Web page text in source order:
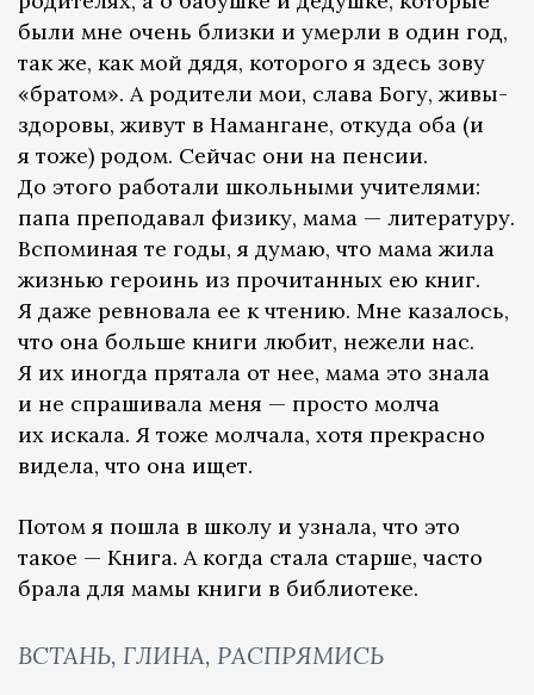
были мне очень близки и умерли в один год,
так же, как мой дядя, которого я здесь зову
«братом». ­А родители мои, слава Богу, живы-
здоровы, живут в Намангане, откуда оба (и
я тоже) родом. Сейчас они на пенсии.
До этого работали школьными учителями:
папа преподавал физику, мама — литературу.
Вспоминая те годы, я думаю, что мама жила
жизнью героинь из прочитанных ею книг.
Я даже ревновала ее к чтению. Мне казалось,
что она больше книги любит, нежели нас.
Я их иногда прятала от нее, мама это знала
и не спрашивала меня — просто молча
их искала. Я тоже молчала, хотя прекрасно
видела, что она ищет.
Потом я пошла в школу и узнала, что это
такое — Книга. А когда стала старше, часто
брала для мамы книги в библиотеке.
ВСТАНЬ, ГЛИНА, РАСПРЯМИСЬ